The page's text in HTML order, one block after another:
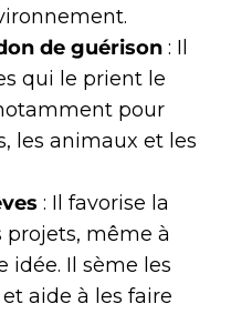
de guérison : Il
qui le prient le
pour
les animaux et les
: Il favorise la
même à
idée. Il sème les
aide à les faire